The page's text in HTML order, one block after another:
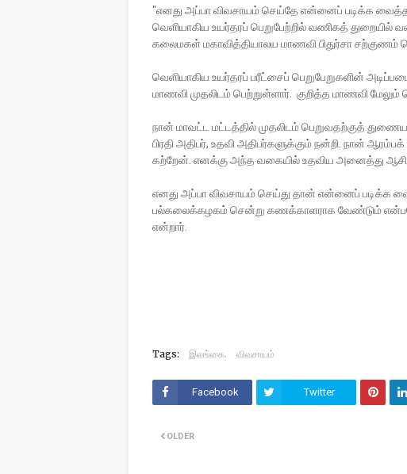
"எனது அப்பா விவசாயம் செய்தே என்னைப் படிக்க
வெளியாகிய உயர்தரப் பெறுபேற்றில் வணிகத் துறையில்
கலைமகள் மகாவித்தியாலய மாணவி பிதுர்சா சற்குணம்
வெளியாகிய உயர்தரப் பரீட்சைப் பெறுபேறுகளின்
மாணவி முதலிடம் பெற்றுள்ளார். குறித்த மாணவி மேலும்
நான் மாவட்ட மட்டத்தில் முதலிடம் பெறுவதற்குத்
பிரதி அதிபர், உதவி அதிபர்களுக்கும் நன்றி. நான்
கற்றேன். எனக்கு அந்த வகையில் உதவிய அனைத்து
எனது அப்பா விவசாயம் செய்து தான் என்னைப் படிக்க
பல்கலைக்கழகம் சென்று கணக்காளராக வேண்டும்
என்றார்.
Tags: இலங்கை. விவசாயம்
Facebook Twitter
OLDER